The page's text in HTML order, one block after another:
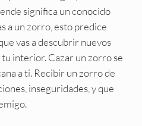
significa un conocido
a un zorro, esto predice
vas a descubrir nuevos
interior. Cazar un zorro se
a ti. Recibir un zorro de
inseguridades, y que